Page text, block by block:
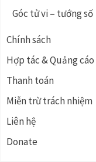
Góc tử vi – tướng số
Chính sách
Hợp tác & Quảng cáo
Thanh toán
Miễn trừ trách nhiệm
Liên hệ
Donate